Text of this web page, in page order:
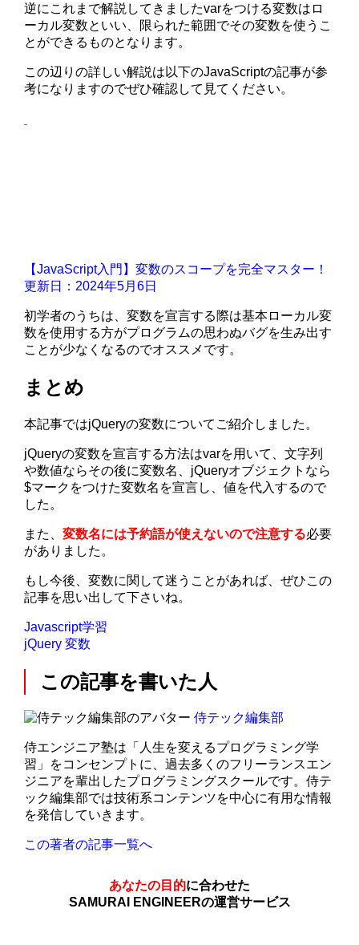
逆にこれまで解説してきましたvarをつける変数はロ
ーカル変数といい、限られた範囲でその変数を使うこ
とができるものとなります。
この辺りの詳しい解説は以下のJavaScriptの記事が参
考になりますのでぜひ確認して見てください。
【JavaScript入門】変数のスコープを完全マスター！
更新日：2024年5月6日
初学者のうちは、変数を宣言する際は基本ローカル変
数を使用する方がプログラムの思わぬバグを生み出す
ことが少なくなるのでオススメです。
まとめ
本記事ではjQueryの変数についてご紹介しました。
jQueryの変数を宣言する方法はvarを用いて、文字列
や数値ならその後に変数名、jQueryオブジェクトなら
$マークをつけた変数名を宣言し、値を代入するので
した。
また、変数名には予約語が使えないので注意する必要
がありました。
もし今後、変数に関して迷うことがあれば、ぜひこの
記事を思い出して下さいね。
Javascript学習
jQuery変数
この記事を書いた人
侍テック編集部
侍エンジニア塾は「人生を変えるプログラミング学
習」をコンセンプトに、過去多くのフリーランスエン
ジニアを輩出したプログラミングスクールです。侍テ
ック編集部では技術系コンテンツを中心に有用な情報
を発信していきます。
この著者の記事一覧へ
あなたの目的に合わせた
SAMURAI ENGINEERの運営サービス